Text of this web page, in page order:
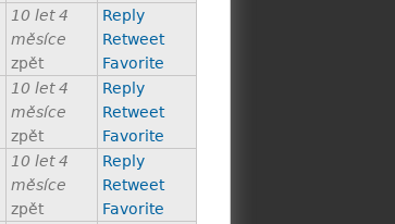
10 let 4
měsíce
zpět
Reply
Retweet
Favorite
10 let 4
měsíce
zpět
Reply
Retweet
Favorite
10 let 4
měsíce
zpět
Reply
Retweet
Favorite